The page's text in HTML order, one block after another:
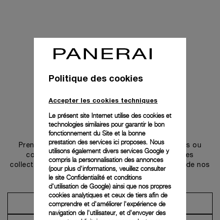
Prendre contact
Prenez rendez-vous dans l’une de nos boutiques ou
contactez notre conciergerie pour découvrir les
collections et bénéficier des conseils ou services de nos
ambassadeurs.
Prendre un rendez-vous
Politique des cookies
Accepter les cookies techniques
Le présent site Internet utilise des cookies et
technologies similaires pour garantir le bon
fonctionnement du Site et la bonne
prestation des services ici proposes. Nous
utilisons également divers services Google y
compris la personnalisation des annonces
(pour plus d'informations, veuillez consulter
le site Confidentialité et conditions
d'utilisation de Google) ainsi que nos propres
cookies analytiques et ceux de tiers afin de
comprendre et d'améliorer l'expérience de
navigation de l'utilisateur, et d'envoyer des